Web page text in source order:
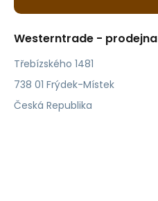
Westerntrade - prodejna
Třebízského 1481
738 01 Frýdek-Místek
Česká Republika